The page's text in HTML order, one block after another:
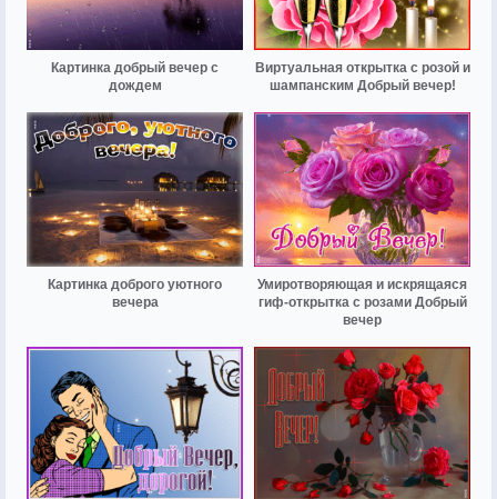
Картинка добрый вечер с
дождем
Виртуальная открытка с розой и
шампанским Добрый вечер!
Картинка доброго уютного
вечера
Умиротворяющая и искрящаяся
гиф-открытка с розами Добрый
вечер